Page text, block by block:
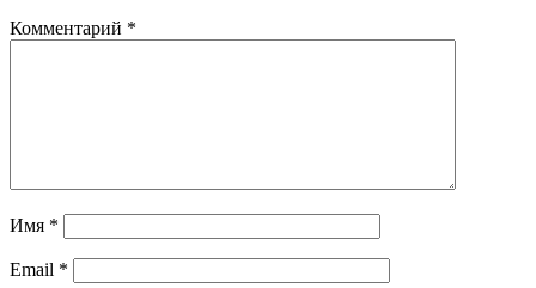
Комментарий *
Имя *
Email *